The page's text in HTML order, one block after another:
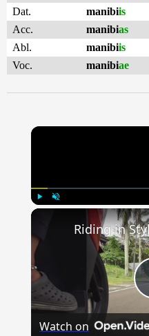
Dat.
manibiis
Acc.
manibias
Abl.
manibiis
Voc.
manibiae
Watch on